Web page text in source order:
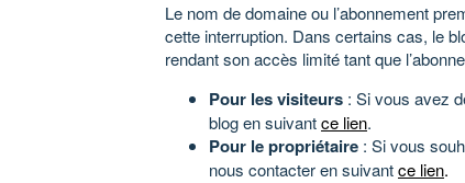
Le nom de domaine ou l’abonnement
cette interruption. Dans certains cas, le
rendant son accès limité tant que
Pour les visiteurs : Si vous avez
blog en suivantce lien.
Pour le propriétaire : Si vous
nous contacter en suivantce lien.